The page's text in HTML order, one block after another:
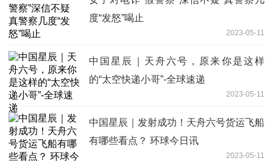
度“发怒”喝止
2023-05-11
中国星辰｜天舟六号，原来你是这样
的“太空快递小哥”-全球速递
2023-05-11
中国星辰｜发射成功！天舟六号货运飞船
有哪些看点？ 环球今日讯
2023-05-11